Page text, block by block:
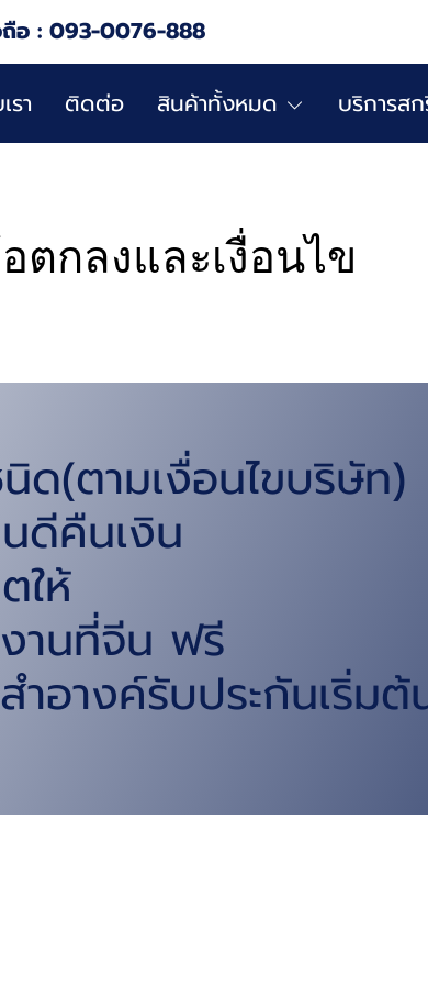
อ : 093-0076-888
รา ติดต่อ สินค้าทั้งหมด บริการส
ตกลงและเงื่อนไข
ด(ตามเงื่อนไขบริษัท)
ดีคืนเงิน
ให้
งานที่จีน ฟรี
อางค์รับประกันเริ่มต้